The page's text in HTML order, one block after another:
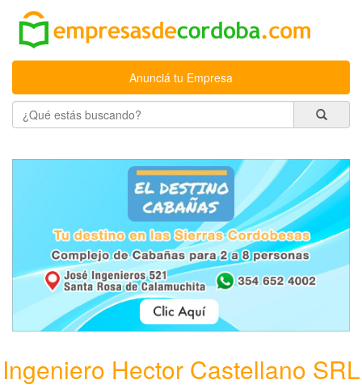
Anunciá tu Empresa
Ingeniero Hector Castellano SRL